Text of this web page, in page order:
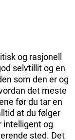
og rasjonell
selvtillit og en
som den er og
det meste
før du tar en
at du følger
intelligent og
sted. Det